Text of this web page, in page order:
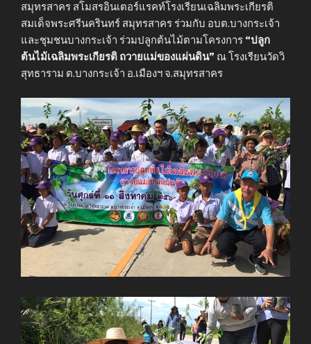
สมุทรสาคร สโมสรอินเตอร์แรคท์โรงเรียนเฉลิมพระเกียรติ
สมเด็จพระศรีนครินทร์ สมุทรสาคร ร่วมกับ อบต.บางกระเจ้า
และชุมชนบางกระเจ้า ร่วมปลูกต้นไม้ตามโครงการ “ปลูก
ต้นไม้เฉลิมพระเกียรติ ถวายแม่ของแผ่นดิน” ณ โรงเรียนวัดวิ
สุทธาราม ต.บางกระเจ้า อ.เมืองฯ จ.สมุทรสาคร